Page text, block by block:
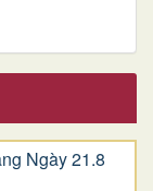
Ngày 21.8